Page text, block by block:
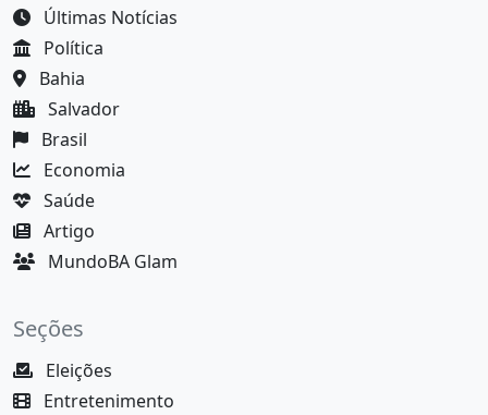
Últimas Notícias
Política
Bahia
Salvador
Brasil
Economia
Saúde
Artigo
MundoBA Glam
Seções
Eleições
Entretenimento